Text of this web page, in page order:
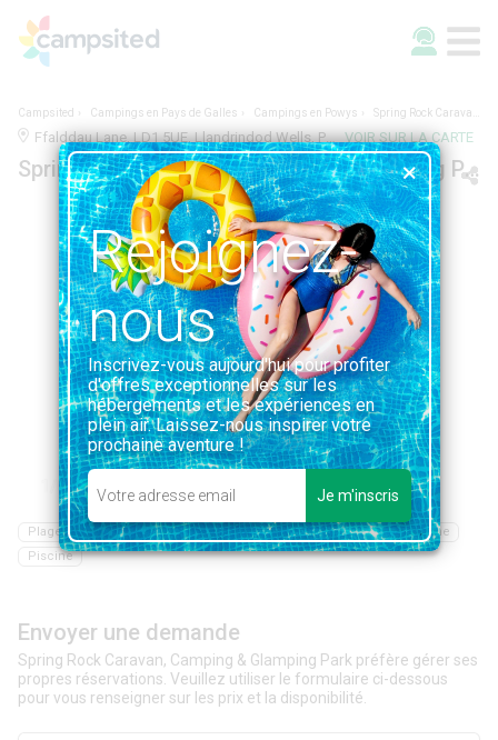
Campsited Campings en Pays de Galles Campings en Powys Spring Rock Caravan, Camping & Glamping Park
Ffalddau Lane, LD1 5UE, Llandrindod Wells, Pays de Galles | 7.0KM DE LLANDRINDOD WELLS VOIR SUR LA CARTE
Spring Rock Caravan, Camping & Glamping Park
1/0
Plage Restaurant Bar Epicerie Randonnée
Navigazione
Piscine
Envoyer une demande
Spring Rock Caravan, Camping & Glamping Park préfère gérer ses
propres réservations. Veuillez utiliser le formulaire ci-dessous
pour vous renseigner sur les prix et la disponibilité.
Rejoignez-
nous
Inscrivez-vous aujourd'hui pour profiter
d'offres exceptionnelles sur les
hébergements et les expériences en
plein air. Laissez-nous inspirer votre
prochaine aventure !
Je m'inscris